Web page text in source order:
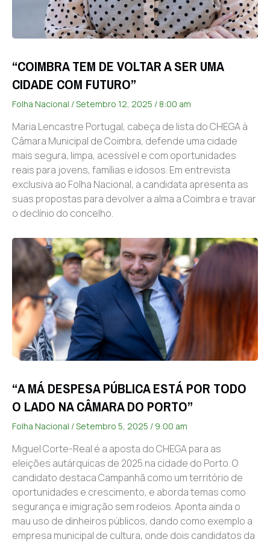
“COIMBRA TEM DE VOLTAR A SER UMA
CIDADE COM FUTURO”
Folha Nacional Setembro 12, 2025 8:00 am
Maria Lencastre Portugal, cabeça de lista do CHEGA à
Câmara Municipal de Coimbra, defende uma cidade
mais segura, limpa, acessível e com oportunidades
reais para jovens, famílias e idosos. Em entrevista
exclusiva ao Folha Nacional, a candidata apresenta as
suas propostas para devolver a alma a Coimbra e travar
o declínio do concelho.
“A MÁ DESPESA PÚBLICA ESTÁ POR TODO
O LADO NA CÂMARA DO PORTO”
Folha Nacional Setembro 5, 2025 9:00 am
Miguel Corte-Real é a aposta do CHEGA para as
eleições autárquicas de 2025 na cidade do Porto. O
candidato destaca Campanhã como um território de
oportunidades e crescimento, e aborda temas como
segurança e imigração sem rodeios. Aponta ainda o
mau uso de dinheiros públicos, dando como exemplo a
empresa municipal de cultura, onde dois candidatos da